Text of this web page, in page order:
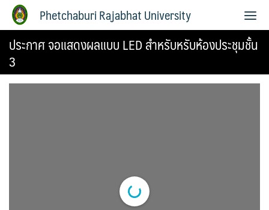
Phetchaburi Rajabhat University
ประกาศ จอแสดงผลแบบ LED สำหรับหรับห้องประชุมชั้น
3